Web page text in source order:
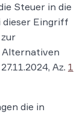
Steuer in die
dieser Eingriff
Az. 1
die in